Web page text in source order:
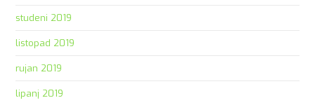
studeni 2019
listopad 2019
rujan 2019
lipanj 2019